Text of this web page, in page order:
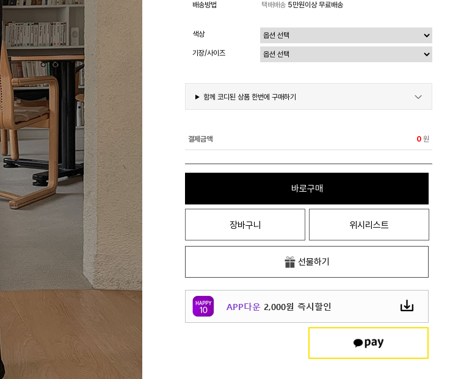
배송방법 택배배송 5만원이상 무료배송
색상
기장/사이즈
함께 코디된 상품 한번에 구매하기
결제금액 0 원
바로구매
장바구니 위시리스트
선물하기